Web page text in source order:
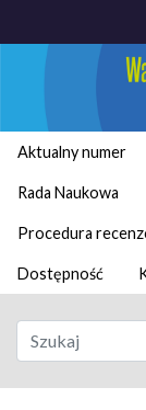
Aktualny numer
Rada Naukowa
Procedura
Dostępność